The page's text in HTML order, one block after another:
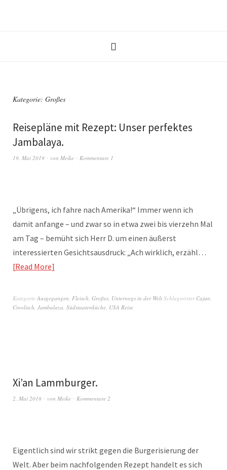
Kategorie: Großes
Reisepläne mit Rezept: Unser perfektes
Jambalaya.
19. Mai 2019 von Meike Kommentare 1
„Übrigens, ich fahre nach Amerika!“ Immer wenn ich
damit anfange – und zwar so in etwa zwei bis vierzehn Mal
am Tag – bemüht sich Herr D. um einen äußerst
interessierten Gesichtsausdruck: „Ach wirklich, erzähl…
Read More
Kategorie Ausgegangen, Fleisch, Großes, Unterwegs in der Welt Schlagwörter Cajun,
Creolisch, Jambalaya, Südstaatenküche, USA Reise
Xi’an Lammburger.
2. Mai 2018 von Meike Kommentare 2
Eigentlich sind wir strikt gegen die Burgerisierung der
Welt. Aber beim nachfolgenden Rezept handelt es sich